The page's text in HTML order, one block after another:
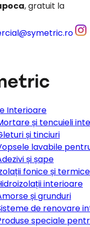
, gratuit la
Interioare
și tencuieli
și tinciuri
lavabile
și șape
fonice și
interioare
și grunduri
de renovare
speciale